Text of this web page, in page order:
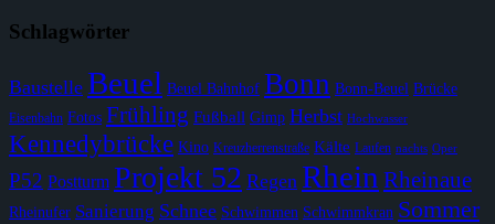
Schlagwörter
Baustelle Beuel Beuel Bahnhof Bonn Bonn-Beuel Brücke
Eisenbahn Fotos Frühling Fußball Gimp Herbst Hochwasser
Kennedybrücke Kino Kreuzherrenstraße Kälte Laufen nachts Oper
P52 Postturm Projekt 52 Regen Rhein Rheinaue
Rheinufer Sanierung Schnee Schwimmen Schwimmkran Sommer